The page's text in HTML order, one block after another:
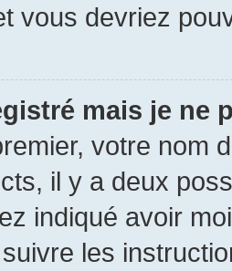
vous devriez
mais je ne
votre nom
il y a deux
indiqué avoir
les